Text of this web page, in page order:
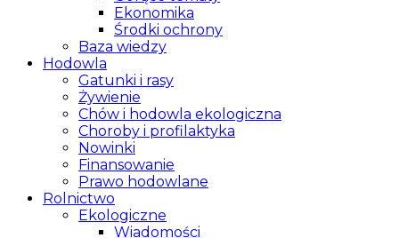
Ekonomika
Środki ochrony
Baza wiedzy
Hodowla
Gatunki i rasy
Żywienie
Chów i hodowla ekologiczna
Choroby i profilaktyka
Nowinki
Finansowanie
Prawo hodowlane
Rolnictwo
Ekologiczne
Wiadomości